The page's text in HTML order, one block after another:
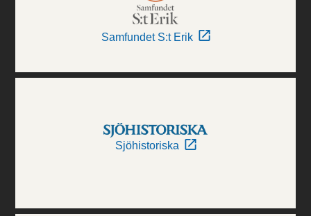
Samfundet S:t Erik
Sjöhistoriska